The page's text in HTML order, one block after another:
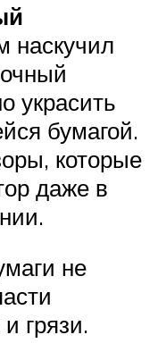
наскучил
украсить
бумагой.
которые
даже в
не
грязи.